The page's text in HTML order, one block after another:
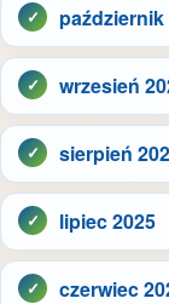
październik
wrzesień
sierpień
lipiec 2025
czerwiec